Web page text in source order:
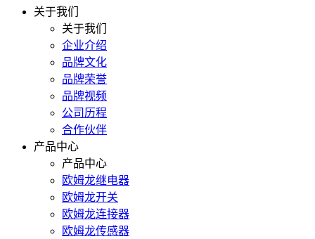
关于我们
关于我们
企业介绍
品牌文化
品牌荣誉
品牌视频
公司历程
合作伙伴
产品中心
产品中心
欧姆龙继电器
欧姆龙开关
欧姆龙连接器
欧姆龙传感器